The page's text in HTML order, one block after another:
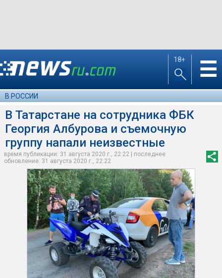
18+ ☰
В РОССИИ
В Татарстане на сотрудника ФБК
Георгия Албурова и съемочную
группу напали неизвестные
время публикации: 31 августа 2020 г., 22:22 | последнее
обновление: 31 августа 2020 г., 22:22